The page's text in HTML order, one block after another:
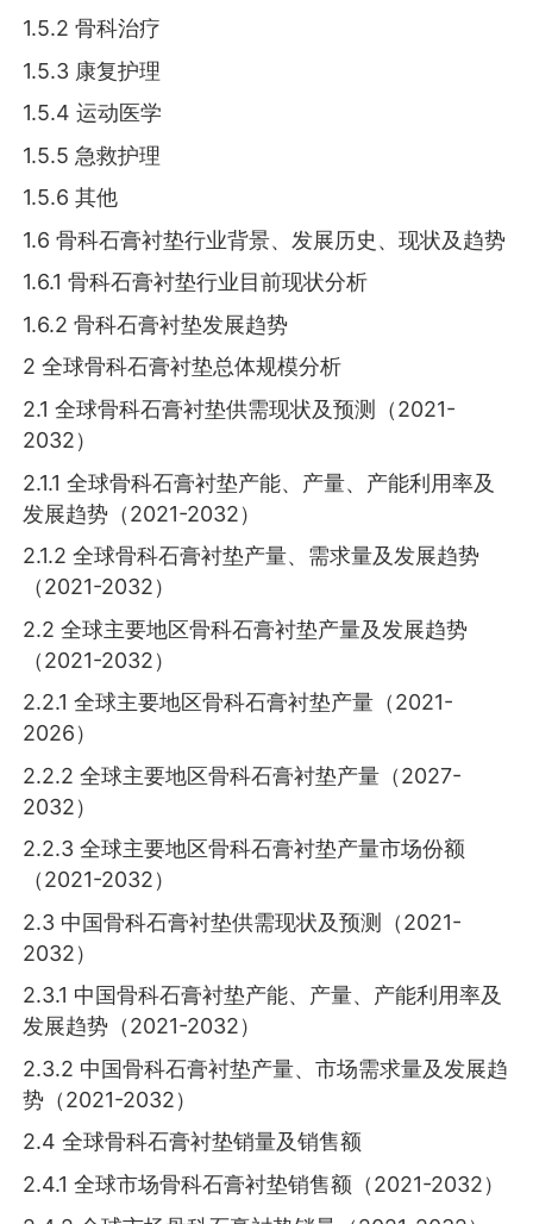
1.5.2 骨科治疗
1.5.3 康复护理
1.5.4 运动医学
1.5.5 急救护理
1.5.6 其他
1.6 骨科石膏衬垫行业背景、发展历史、现状及趋势
1.6.1 骨科石膏衬垫行业目前现状分析
1.6.2 骨科石膏衬垫发展趋势
2 全球骨科石膏衬垫总体规模分析
2.1 全球骨科石膏衬垫供需现状及预测（2021-
2032）
2.1.1 全球骨科石膏衬垫产能、产量、产能利用率及
发展趋势（2021-2032）
2.1.2 全球骨科石膏衬垫产量、需求量及发展趋势
（2021-2032）
2.2 全球主要地区骨科石膏衬垫产量及发展趋势
（2021-2032）
2.2.1 全球主要地区骨科石膏衬垫产量（2021-
2026）
2.2.2 全球主要地区骨科石膏衬垫产量（2027-
2032）
2.2.3 全球主要地区骨科石膏衬垫产量市场份额
（2021-2032）
2.3 中国骨科石膏衬垫供需现状及预测（2021-
2032）
2.3.1 中国骨科石膏衬垫产能、产量、产能利用率及
发展趋势（2021-2032）
2.3.2 中国骨科石膏衬垫产量、市场需求量及发展趋
势（2021-2032）
2.4 全球骨科石膏衬垫销量及销售额
2.4.1 全球市场骨科石膏衬垫销售额（2021-2032）